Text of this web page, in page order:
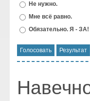
Не нужно.
Мне всё равно.
Обязательно. Я - ЗА!